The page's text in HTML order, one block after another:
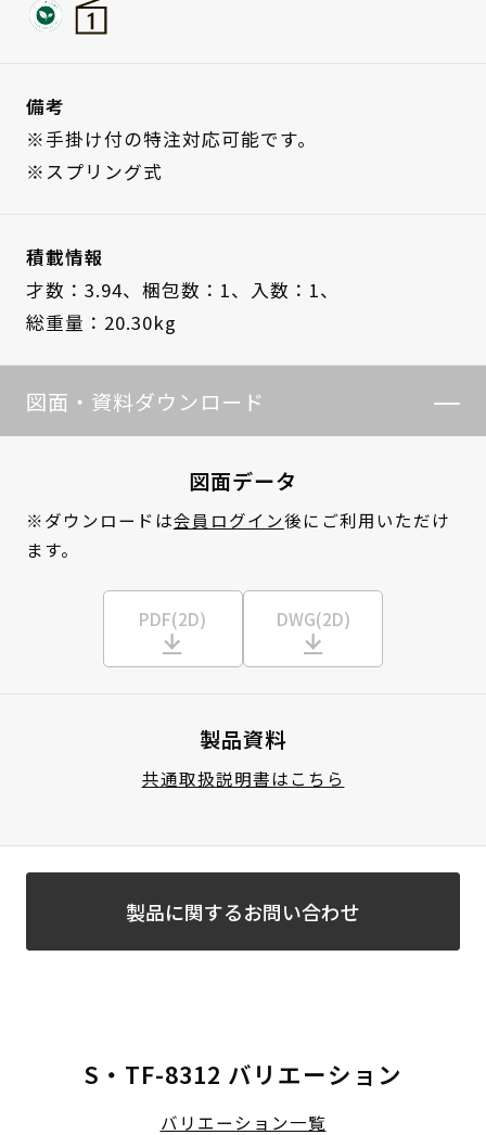
備考
※手掛け付の特注対応可能です。
※スプリング式
積載情報
才数：3.94、 梱包数：1、 入数：1、
総重量：20.30kg
図面・資料ダウンロード
図面データ
※ダウンロードは会員ログイン後にご利用いただけ
ます。
PDF(2D) DWG(2D)
製品資料
共通取扱説明書はこちら
製品に関するお問い合わせ
S・TF-8312 バリエーション
バリエーション一覧